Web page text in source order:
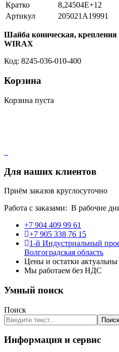
Кратко
8,24504E+12
Артикул
205021A19991
Шайба коническая,
WIRAX
Код: 8245-036-010-400
Корзина
Корзина пуста
Для наших клиентов
Приём заказов круглосуточно
Работа с заказами: В рабочие
+7 904 409 99 61
+7 905 338 76 15
1-й Индустриальный
Волгоградская область
Цены и остатки актуальны
Мы работаем без НДС
Умный поиск
Поиск
Поиск
Информация и сервис